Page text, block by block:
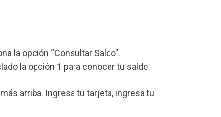
la opción “Consultar Saldo”.
la opción 1 para conocer tu saldo
arriba. Ingresa tu tarjeta, ingresa tu